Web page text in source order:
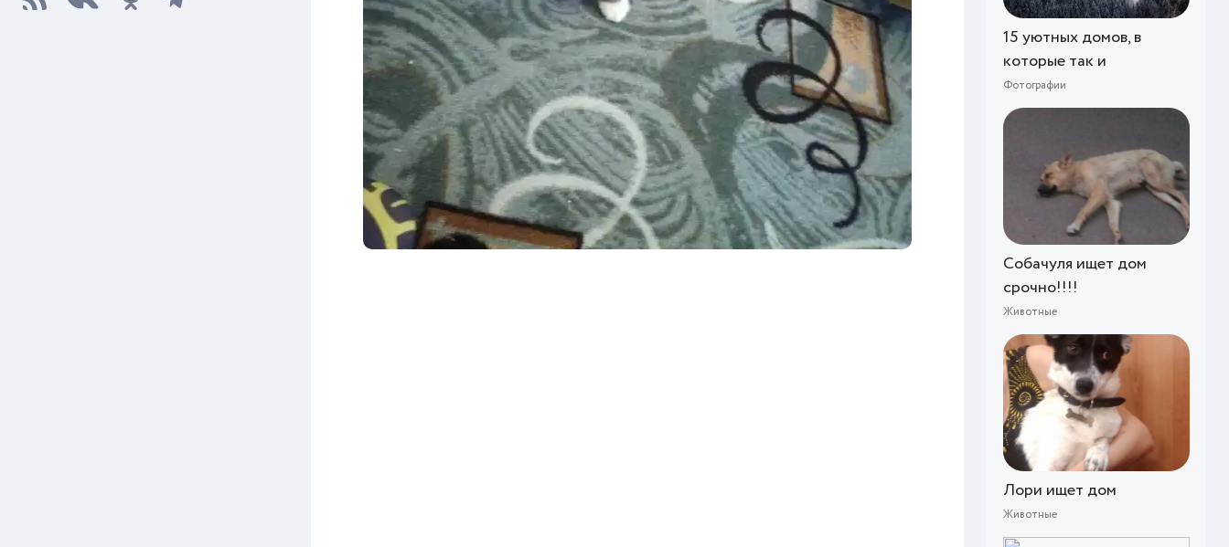
15 уютных домов, в
которые так и
Фотографии
Собачуля ищет дом
срочно!!!!
Животные
Лори ищет дом
Животные